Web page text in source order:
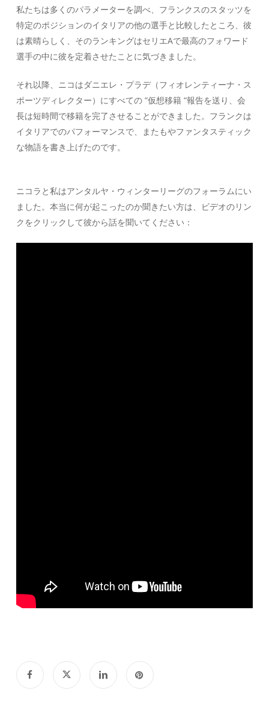
私たちは多くのパラメーターを調べ、フランクスのスタッツを
特定のポジションのイタリアの他の選手と比較したところ、彼
は素晴らしく、そのランキングはセリエAで最高のフォワード
選手の中に彼を定着させたことに気づきました。
それ以降、ニコはダニエレ・プラデ（フィオレンティーナ・ス
ポーツディレクター）にすべての “仮想移籍 “報告を送り、会
長は短時間で移籍を完了させることができました。フランクは
イタリアでのパフォーマンスで、またもやファンタスティック
な物語を書き上げたのです。
ニコラと私はアンタルヤ・ウィンターリーグのフォーラムにい
ました。本当に何が起こったのか聞きたい方は、ビデオのリン
クをクリックして彼から話を聞いてください：